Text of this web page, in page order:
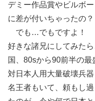
デミー作品賞やビルボ
に差が付いちゃったの
でも…でもですよ！
好きな諸兄にしてみた
国、80sから90前半の
対日本人用大量破壊兵
名王者もいて、頼もし